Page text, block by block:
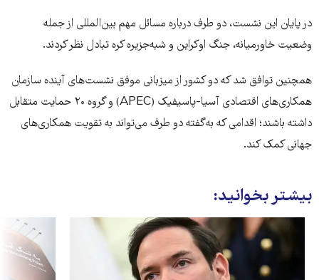
در پایان این نشست، دو طرف درباره مسائل مهم بین‌المللی از جمله
وضعیت خاورمیانه، جنگ اوکراین و شبه‌جزیره کره تبادل نظر کردند.
همچنین توافق شد که دو کشور از میزبانی موفق نشست‌های آینده سازمان
همکاری‌های اقتصادی آسیا-پاسیفیک (APEC) و گروه ۲۰ حمایت متقابل
داشته باشند؛ اقدامی که به‌گفته دو طرف می‌تواند به تقویت همکاری‌های
جهانی کمک کند.
بیشتر بخوانید: